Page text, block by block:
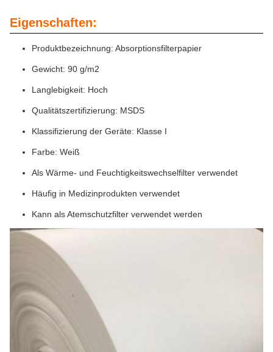
Eigenschaften:
Produktbezeichnung: Absorptionsfilterpapier
Gewicht: 90 g/m2
Langlebigkeit: Hoch
Qualitätszertifizierung: MSDS
Klassifizierung der Geräte: Klasse I
Farbe: Weiß
Als Wärme- und Feuchtigkeitswechselfilter verwendet
Häufig in Medizinprodukten verwendet
Kann als Atemschutzfilter verwendet werden